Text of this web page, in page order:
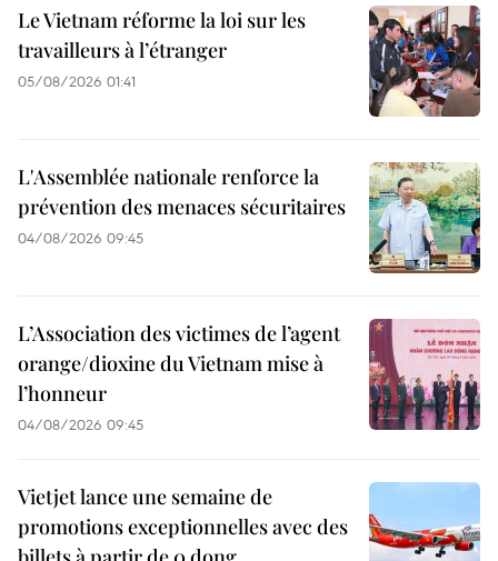
Le Vietnam réforme la loi sur les
travailleurs à l’étranger
05/08/2026 01:41
L'Assemblée nationale renforce la
prévention des menaces sécuritaires
04/08/2026 09:45
L’Association des victimes de l’agent
orange/dioxine du Vietnam mise à
l’honneur
04/08/2026 09:45
Vietjet lance une semaine de
promotions exceptionnelles avec des